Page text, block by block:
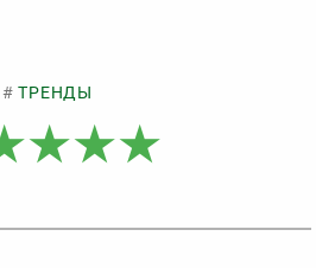
ТРЕНДЫ